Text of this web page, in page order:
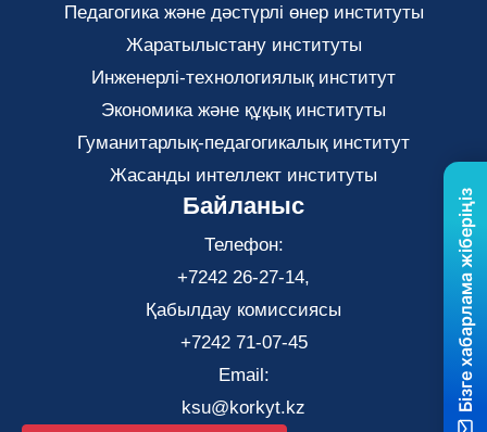
Педагогика және дәстүрлі өнер институты
Жаратылыстану институты
Инженерлі-технологиялық институт
Экономика және құқық институты
Гуманитарлық-педагогикалық институт
Жасанды интеллект институты
Байланыс
Телефон:
+7242 26-27-14,
Қабылдау комиссиясы
+7242 71-07-45
Email:
ksu@korkyt.kz
Бізге хабарлама жіберіңіз